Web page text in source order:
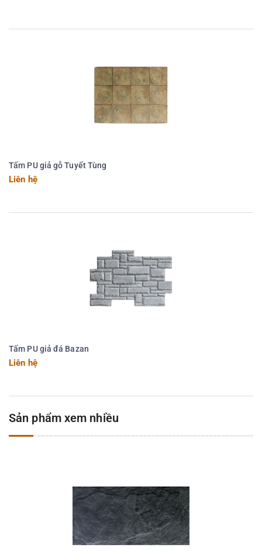
Tấm PU giả gỗ Tuyết Tùng
Liên hệ
Tấm PU giả đá Bazan
Liên hệ
Sản phẩm xem nhiều